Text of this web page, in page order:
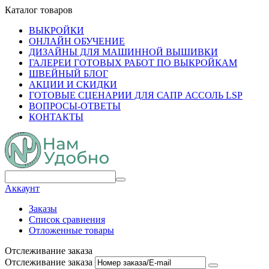
Каталог товаров
ВЫКРОЙКИ
ОНЛАЙН ОБУЧЕНИЕ
ДИЗАЙНЫ ДЛЯ МАШИННОЙ ВЫШИВКИ
ГАЛЕРЕИ ГОТОВЫХ РАБОТ ПО ВЫКРОЙКАМ
ШВЕЙНЫЙ БЛОГ
АКЦИИ И СКИДКИ
ГОТОВЫЕ СЦЕНАРИИ ДЛЯ САПР АССОЛЬ LSP
ВОПРОСЫ-ОТВЕТЫ
КОНТАКТЫ
Аккаунт
Заказы
Список сравнения
Отложенные товары
Отслеживание заказа
Отслеживание заказа